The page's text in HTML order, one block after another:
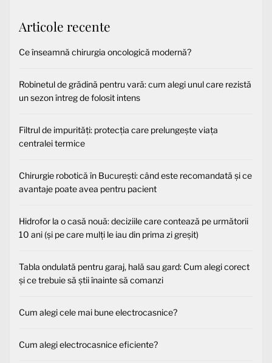
Articole recente
Ce înseamnă chirurgia oncologică modernă?
Robinetul de grădină pentru vară: cum alegi unul care rezistă
un sezon întreg de folosit intens
Filtrul de impurități: protecția care prelungește viața
centralei termice
Chirurgie robotică în București: când este recomandată și ce
avantaje poate avea pentru pacient
Hidrofor la o casă nouă: deciziile care contează pe următorii
10 ani (și pe care mulți le iau din prima zi greșit)
Tabla ondulată pentru garaj, hală sau gard: Cum alegi corect
și ce trebuie să știi înainte să comanzi
Cum alegi cele mai bune electrocasnice?
Cum alegi electrocasnice eficiente?